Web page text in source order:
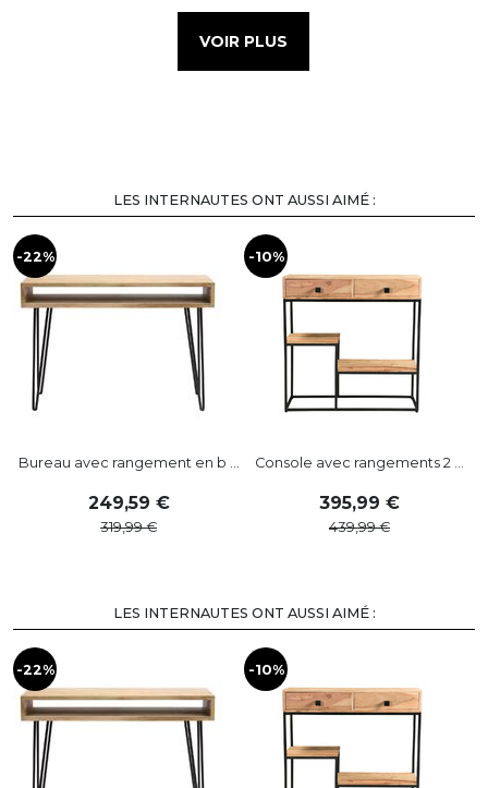
VOIR PLUS
LES INTERNAUTES ONT AUSSI AIMÉ :
-22%
Bureau avec rangement en b ...
249,59
319,99
-10%
Console avec rangements 2 ...
395,99
439,99
LES INTERNAUTES ONT AUSSI AIMÉ :
-22% -10%